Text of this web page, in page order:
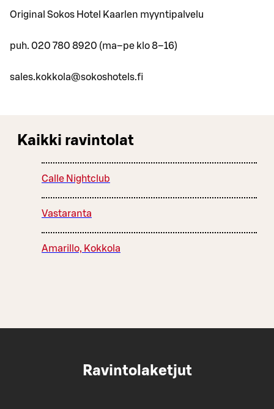
Original Sokos Hotel Kaarlen myyntipalvelu
puh. 020 780 8920 (ma–pe klo 8–16)
sales.kokkola@sokoshotels.fi
Kaikki ravintolat
Calle Nightclub
Vastaranta
Amarillo, Kokkola
Ravintolaketjut